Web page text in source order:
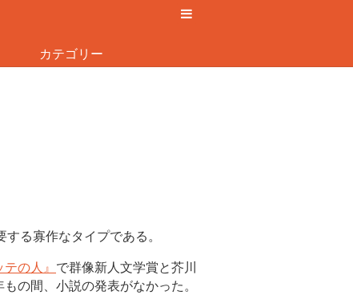
カテゴリー
る寡作なタイプである。
テの人』 で群像新人文学賞と芥川
の間、小説の発表がなかった。